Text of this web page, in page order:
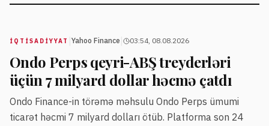
İQTISADIYYAT Yahoo Finance 03:54, 08.08.2026
Ondo Perps qeyri-ABŞ treyderləri
üçün 7 milyard dollar həcmə çatdı
Ondo Finance-in törəmə məhsulu Ondo Perps ümumi
ticarət həcmi 7 milyard dolları ötüb. Platforma son 24